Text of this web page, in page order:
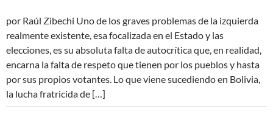
por Raúl Zibechi Uno de los graves problemas de la izquierda
realmente existente, esa focalizada en el Estado y las
elecciones, es su absoluta falta de autocrítica que, en realidad,
encarna la falta de respeto que tienen por los pueblos y hasta
por sus propios votantes. Lo que viene sucediendo en Bolivia,
la lucha fratricida de […]